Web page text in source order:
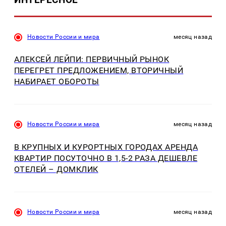
Новости России и мира месяц назад
АЛЕКСЕЙ ЛЕЙПИ: ПЕРВИЧНЫЙ РЫНОК
ПЕРЕГРЕТ ПРЕДЛОЖЕНИЕМ, ВТОРИЧНЫЙ
НАБИРАЕТ ОБОРОТЫ
Новости России и мира месяц назад
В КРУПНЫХ И КУРОРТНЫХ ГОРОДАХ АРЕНДА
КВАРТИР ПОСУТОЧНО В 1,5-2 РАЗА ДЕШЕВЛЕ
ОТЕЛЕЙ – ДОМКЛИК
Новости России и мира месяц назад